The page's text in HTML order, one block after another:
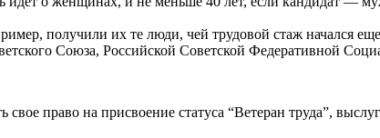
получили их те люди, чей трудовой стаж начался
Союза, Российской Советской Федеративной
право на присвоение статуса “Ветеран труда”,